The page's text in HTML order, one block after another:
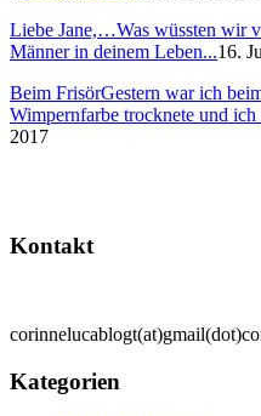
Liebe Jane,…Was wüssten wir
Männer in deinem Leben...16.
Beim FrisörGestern war ich
Wimpernfarbe trocknete und
2017
Kontakt
Kategorien